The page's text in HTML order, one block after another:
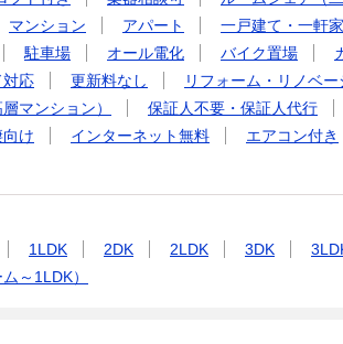
マンション アパート 一戸建て・一軒家
駐車場 オール電化 バイク置場
対応
更新料なし
リフォーム・リノベ
マンション）
保証人不要・保証人代行
け
インターネット無料 エアコン付き
1LDK 2DK 2LDK 3DK
～1LDK）